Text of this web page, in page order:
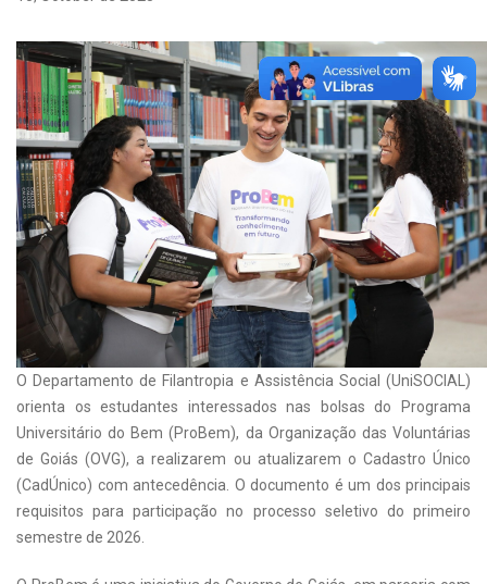
O Departamento de Filantropia e Assistência Social (UniSOCIAL)
orienta os estudantes interessados nas bolsas do Programa
Universitário do Bem (ProBem), da Organização das Voluntárias
de Goiás (OVG), a realizarem ou atualizarem o Cadastro Único
(CadÚnico) com antecedência. O documento é um dos principais
requisitos para participação no processo seletivo do primeiro
semestre de 2026.